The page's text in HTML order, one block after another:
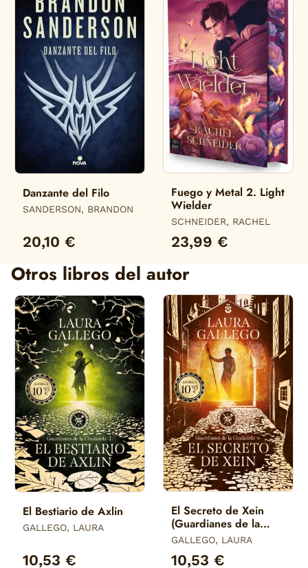
Danzante del Filo
SANDERSON, BRANDON
20,10 €
Fuego y Metal 2. Light
Wielder
SCHNEIDER, RACHEL
23,99 €
Otros libros del autor
El Bestiario de Axlin
GALLEGO, LAURA
10,53 €
El Secreto de Xein
(Guardianes de la
Ciudadela 2)
GALLEGO, LAURA
10,53 €